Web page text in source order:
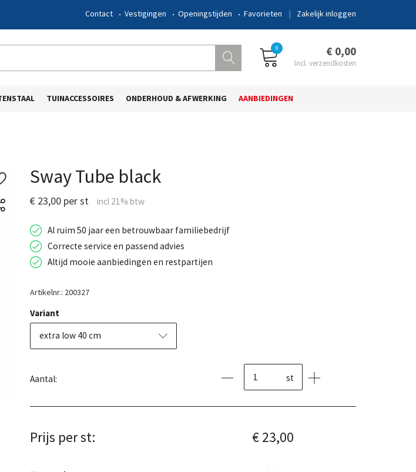
Zakelijk inloggen
Contact Vestigingen Openingstijden Favorieten
0 € 0,00
TUINACCESSOIRES ONDERHOUD & AFWERKING AANBIEDINGEN
Sway Tube black
€ 23,00 per st
Al ruim 50 jaar een betrouwbaar familiebedrijf
Correcte service en passend advies
Altijd mooie aanbiedingen en restpartijen
Artikelnr.: 200327
Variant
extra low 40 cm
Aantal: st
Prijs per st: € 23,00